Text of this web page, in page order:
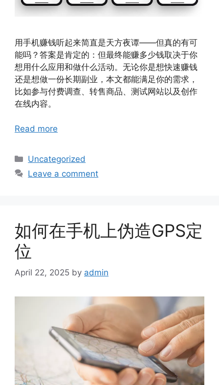
用手机赚钱听起来简直是天方夜谭——但真的有可
能吗？答案是肯定的：但最终能赚多少钱取决于你
想用什么应用和做什么活动。无论你是想快速赚钱
还是想做一份长期副业，本文都能满足你的需求，
比如参与付费调查、转售商品、测试网站以及创作
在线内容。
Read more
Categories
Uncategorized
Leave a comment
如何在手机上伪造GPS定
位
April 22, 2025 by admin